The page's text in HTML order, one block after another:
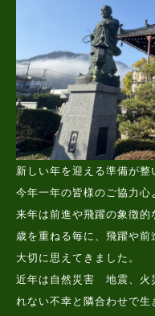
新しい年を迎える準備が整
今年一年の皆様のご協力心
来年は前進や飛躍の象徴的
歳を重ねる毎に、飛躍や
大切に思えてきました。
近年は自然災害 地震、火
れない不幸と隣合わせで